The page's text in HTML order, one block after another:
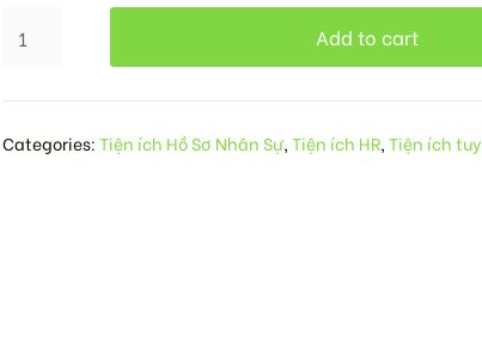
Add to cart
Categories:Tiện ích Hồ Sơ Nhân Sự,Tiện ích HR,Tiện ích